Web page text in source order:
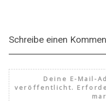
Schreibe einen
Deine E-Mail-
veröffentlicht.